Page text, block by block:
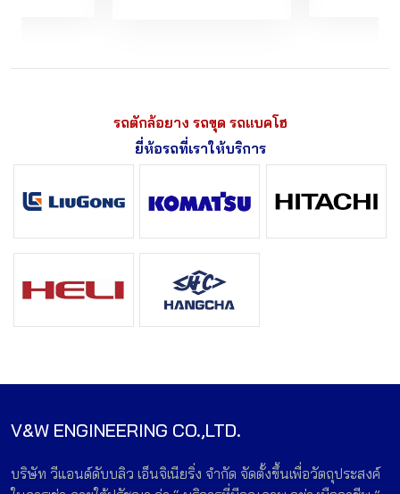
รถตักล้อยาง รถขุด รถแบคโฮ
ยี่ห้อรถที่เราให้บริการ
V&W ENGINEERING CO.,LTD.
บริษัท วีแอนด์ดับบลิว เอ็นจิเนียริ่ง จำกัด จัดตั้งขึ้นเพื่อวัตถุประสงค์